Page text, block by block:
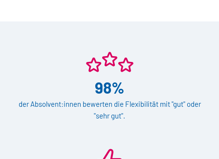
98%
der Absolvent:innen bewerten die Flexibilität mit "gut" oder
"sehr gut".